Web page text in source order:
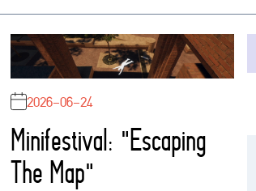
2026-06-24
Minifestival: "Escaping
The Map"